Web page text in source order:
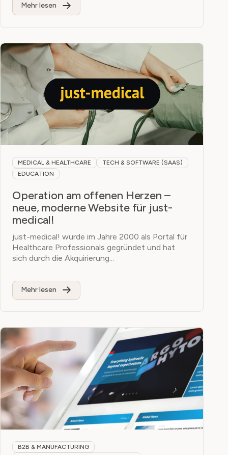
Mehr lesen
MEDICAL & HEALTHCARE
TECH & SOFTWARE (SAAS)
EDUCATION
Operation am offenen Herzen –
neue, moderne Website für just-
medical!
just-medical! wurde im Jahre 2000 als Portal für
Healthcare Professionals gegründet und hat
sich durch die Akquirierung...
Mehr lesen
B2B & MANUFACTURING